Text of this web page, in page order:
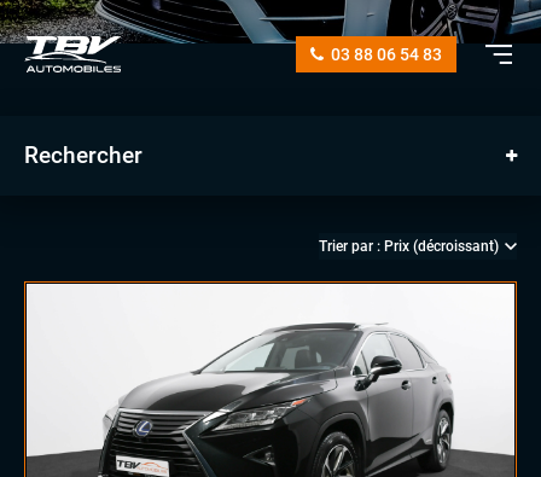
03 88 06 54 83
Rechercher
manuelle
automatique